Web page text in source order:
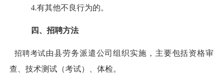
4.有其他不良行为的。
四、招聘方法
招聘考试由县劳务派遣公司组织实施，主要包括资格审
查、 技术测试（考试）、体检。